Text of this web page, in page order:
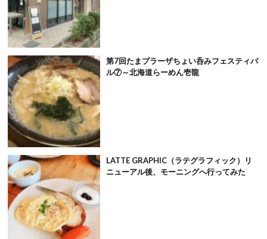
第7回たまプラーザちょい呑みフェスティバ
ル⑦～北海道らーめん壱龍
LATTE GRAPHIC（ラテグラフィック）リ
ニューアル後、モーニングへ行ってみた